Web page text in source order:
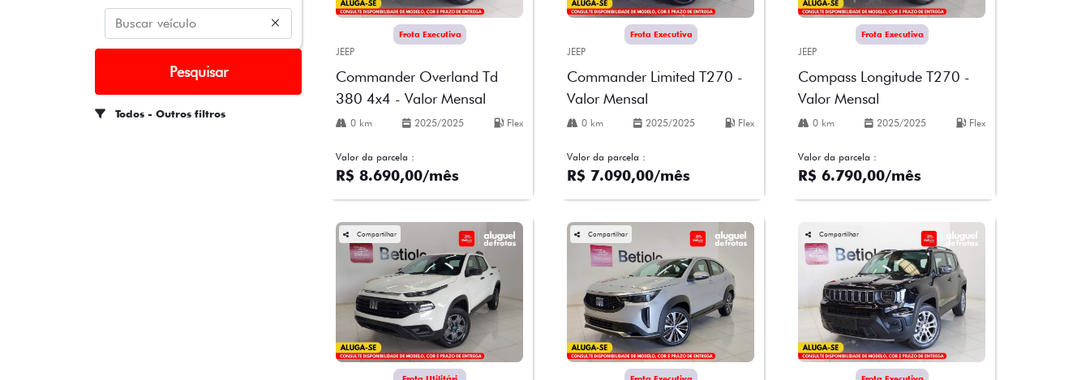
Pesquisar
Todos - Outros filtros
Frota Executiva
JEEP
Commander Overland Td
380 4x4 - Valor Mensal
0 km 2025/2025 Flex
Valor da parcela :
R$ 8.690,00/mês
Frota Executiva
JEEP
Commander Limited T270 -
Valor Mensal
0 km 2025/2025 Flex
Valor da parcela :
R$ 7.090,00/mês
Frota Executiva
JEEP
Compass Longitude T270 -
Valor Mensal
0 km 2025/2025 Flex
Valor da parcela :
R$ 6.790,00/mês
Compartilhar Compartilhar Compartilhar